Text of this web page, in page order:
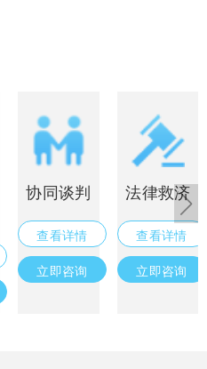
协同谈判
查看详情
立即咨询
法律救济
查看详情
立即咨询